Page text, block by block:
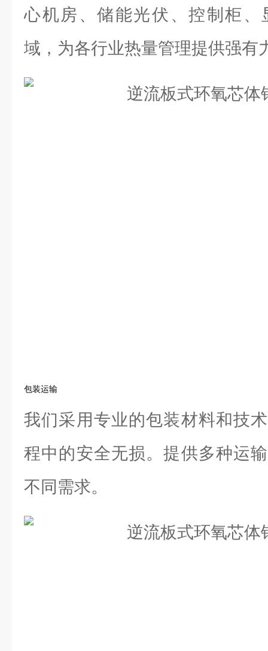
心机房、储能光伏、控制柜、
域，为各行业热量管理提供强有
包装运输
我们采用专业的包装材料和技
程中的安全无损。提供多种运
不同需求。